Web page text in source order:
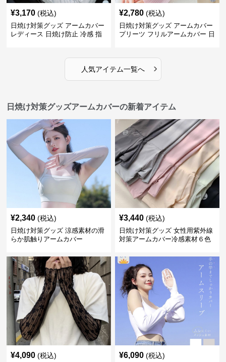
¥3,170 (税込)
日焼け対策グッズ アームカバー
レディース 日焼け防止 冷感 指
¥2,780 (税込)
日焼け対策グッズ アームカバー
プリーツ フリルアームカバー 日
人気アイテム一覧へ ›
日焼け対策グッズアームカバーの新着アイテム
¥2,340 (税込)
日焼け対策グッズ 涼感素材の滑
らか肌触りアームカバー
¥3,440 (税込)
日焼け対策グッズ 女性用紫外線
対策アームカバー冷感素材６色
¥4,090 (税込) ¥6,090 (税込)